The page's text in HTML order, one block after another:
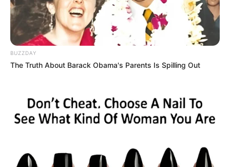
BUZZDAY
The Truth About Barack Obama's Parents Is Spilling Out